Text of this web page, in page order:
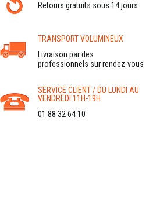
Retours gratuits sous 14 jours
TRANSPORT VOLUMINEUX
Livraison par des
professionnels sur rendez-vous
SERVICE CLIENT / DU LUNDI AU
VENDREDI 11H-19H
01 88 32 64 10